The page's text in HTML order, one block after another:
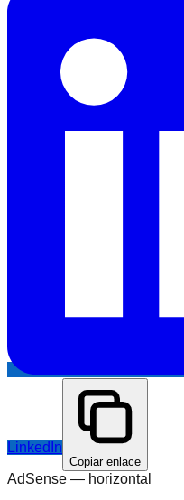
LinkedIn
Copiar enlace
AdSense — horizontal